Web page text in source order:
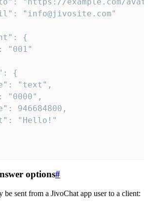
options#
be sent from a JivoChat app user to a client: